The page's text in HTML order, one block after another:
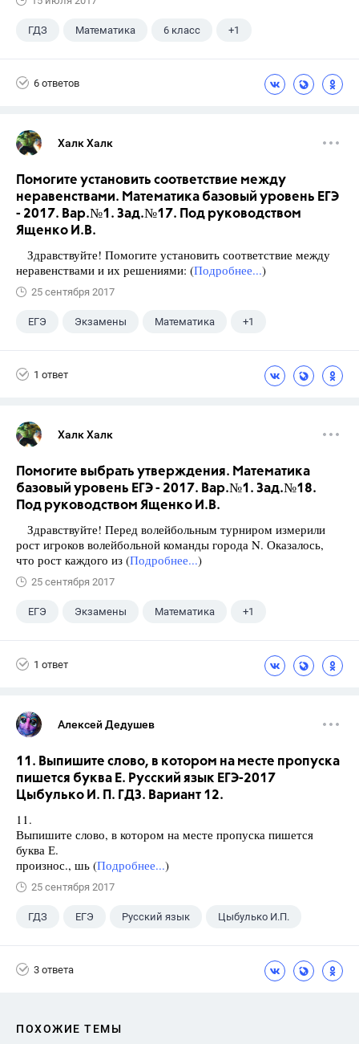
ГДЗ Математика 6 класс +1
6 ответов
Халк Халк
Помогите установить соответствие между
неравенствами. Математика базовый уровень ЕГЭ
- 2017. Вар.№1. Зад.№17. Под руководством
Ященко И.В.
Здравствуйте! Помогите установить соответствие между
неравенствами и их решениями: (Подробнее...)
25 сентября 2017
ЕГЭ Экзамены Математика +1
1 ответ
Халк Халк
Помогите выбрать утверждения. Математика
базовый уровень ЕГЭ - 2017. Вар.№1. Зад.№18.
Под руководством Ященко И.В.
Здравствуйте! Перед волейбольным турниром измерили
рост игроков волейбольной команды города N. Оказалось,
что рост каждого из (Подробнее...)
25 сентября 2017
ЕГЭ Экзамены Математика +1
1 ответ
Алексей Дедушев
11. Выпишите слово, в котором на месте пропуска
пишется буква Е. Русский язык ЕГЭ-2017
Цыбулько И. П. ГДЗ. Вариант 12.
11.
Выпишите слово, в котором на месте пропуска пишется
буква Е.
произнос., шь (Подробнее...)
25 сентября 2017
ГДЗ ЕГЭ Русский язык Цыбулько И.П.
3 ответа
ПОХОЖИЕ ТЕМЫ